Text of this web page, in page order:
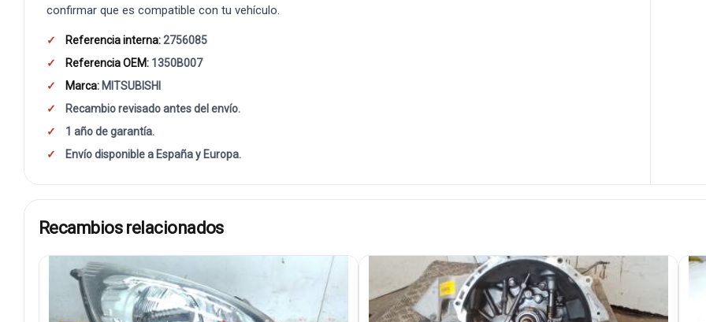
confirmar que es compatible con tu vehículo.
Referencia interna:2756085
Referencia OEM: 1350B007
Marca: MITSUBISHI
Recambio revisado antes del envío.
1 año de garantía.
Envío disponible a España y Europa.
Recambios relacionados